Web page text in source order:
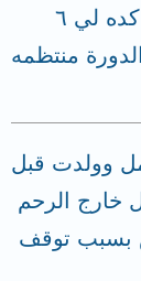
شهور ولدت عمليه حاليا شلت اللولب كده لي ٦
منتظمه
وولدت قبل
خارج الرحم
بسبب توقف